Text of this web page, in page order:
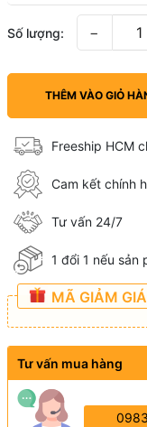
Số lượng: −
THÊM VÀO GIỎ
Freeship HCM
Cam kết chính
Tư vấn 24/7
1 đổi 1 nếu sản
MÃ GIẢM GIÁ
Tư vấn mua hàng